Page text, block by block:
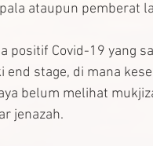
ataupun pemberat
positif Covid-19 yang
end stage, di mana
belum melihat
jenazah.